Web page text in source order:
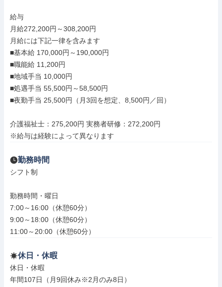
給与
月給272,200円～308,200円
月給には下記一律を含みます
■基本給 170,000円～190,000円
■職能給 11,200円
■地域手当 10,000円
■処遇手当 55,500円～58,500円
■夜勤手当 25,500円（月3回を想定、8,500円／回）
介護福祉士：275,200円 実務者研修：272,200円
※給与は経験によって異なります
勤務時間
シフト制
勤務時間・曜日
7:00～16:00（休憩60分）
9:00～18:00（休憩60分）
11:00～20:00（休憩60分）
休日・休暇
休日・休暇
年間107日（月9回休み※2月のみ8日）